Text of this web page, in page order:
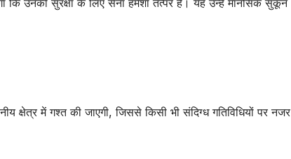
कि उनकी सुरक्षा के लिए सेना हमेशा तत्पर है। यह उन्हें मानसिक सुकून
क्षेत्र में गश्त की जाएगी, जिससे किसी भी संदिग्ध गतिविधियों पर नजर